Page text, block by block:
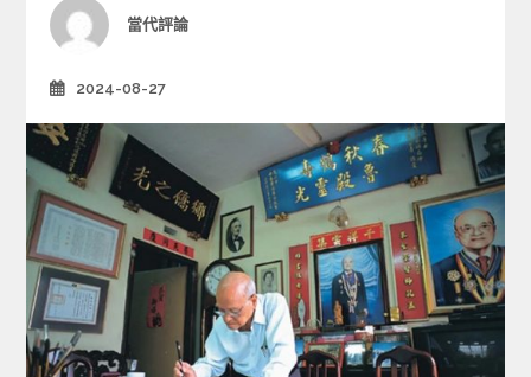
i
e
Author
當代評論
2024-08-27